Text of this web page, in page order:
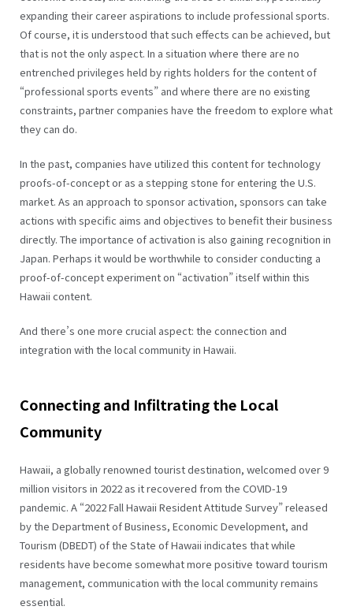
expanding their career aspirations to include professional sports.
Of course, it is understood that such effects can be achieved, but
that is not the only aspect. In a situation where there are no
entrenched privileges held by rights holders for the content of
“professional sports events” and where there are no existing
constraints, partner companies have the freedom to explore what
they can do.
In the past, companies have utilized this content for technology
proofs-of-concept or as a stepping stone for entering the U.S.
market. As an approach to sponsor activation, sponsors can take
actions with specific aims and objectives to benefit their business
directly. The importance of activation is also gaining recognition in
Japan. Perhaps it would be worthwhile to consider conducting a
proof-of-concept experiment on “activation” itself within this
Hawaii content.
And there’s one more crucial aspect: the connection and
integration with the local community in Hawaii.
Connecting and Infiltrating the Local
Community
Hawaii, a globally renowned tourist destination, welcomed over 9
million visitors in 2022 as it recovered from the COVID-19
pandemic. A “2022 Fall Hawaii Resident Attitude Survey” released
by the Department of Business, Economic Development, and
Tourism (DBEDT) of the State of Hawaii indicates that while
residents have become somewhat more positive toward tourism
management, communication with the local community remains
essential.